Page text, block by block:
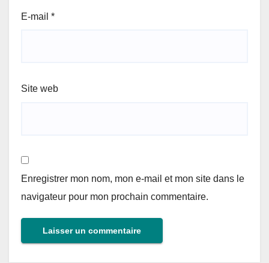
E-mail *
Site web
Enregistrer mon nom, mon e-mail et mon site dans le
navigateur pour mon prochain commentaire.